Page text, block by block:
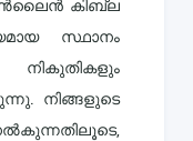
കിബ്ല
സ്ഥാനം
നികുതികളും
നിങ്ങളുടെ